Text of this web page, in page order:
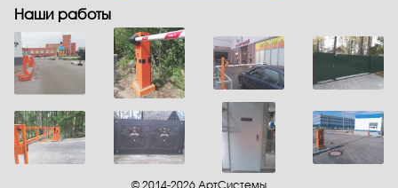
Наши работы
© 2014-2026 АртСистемы